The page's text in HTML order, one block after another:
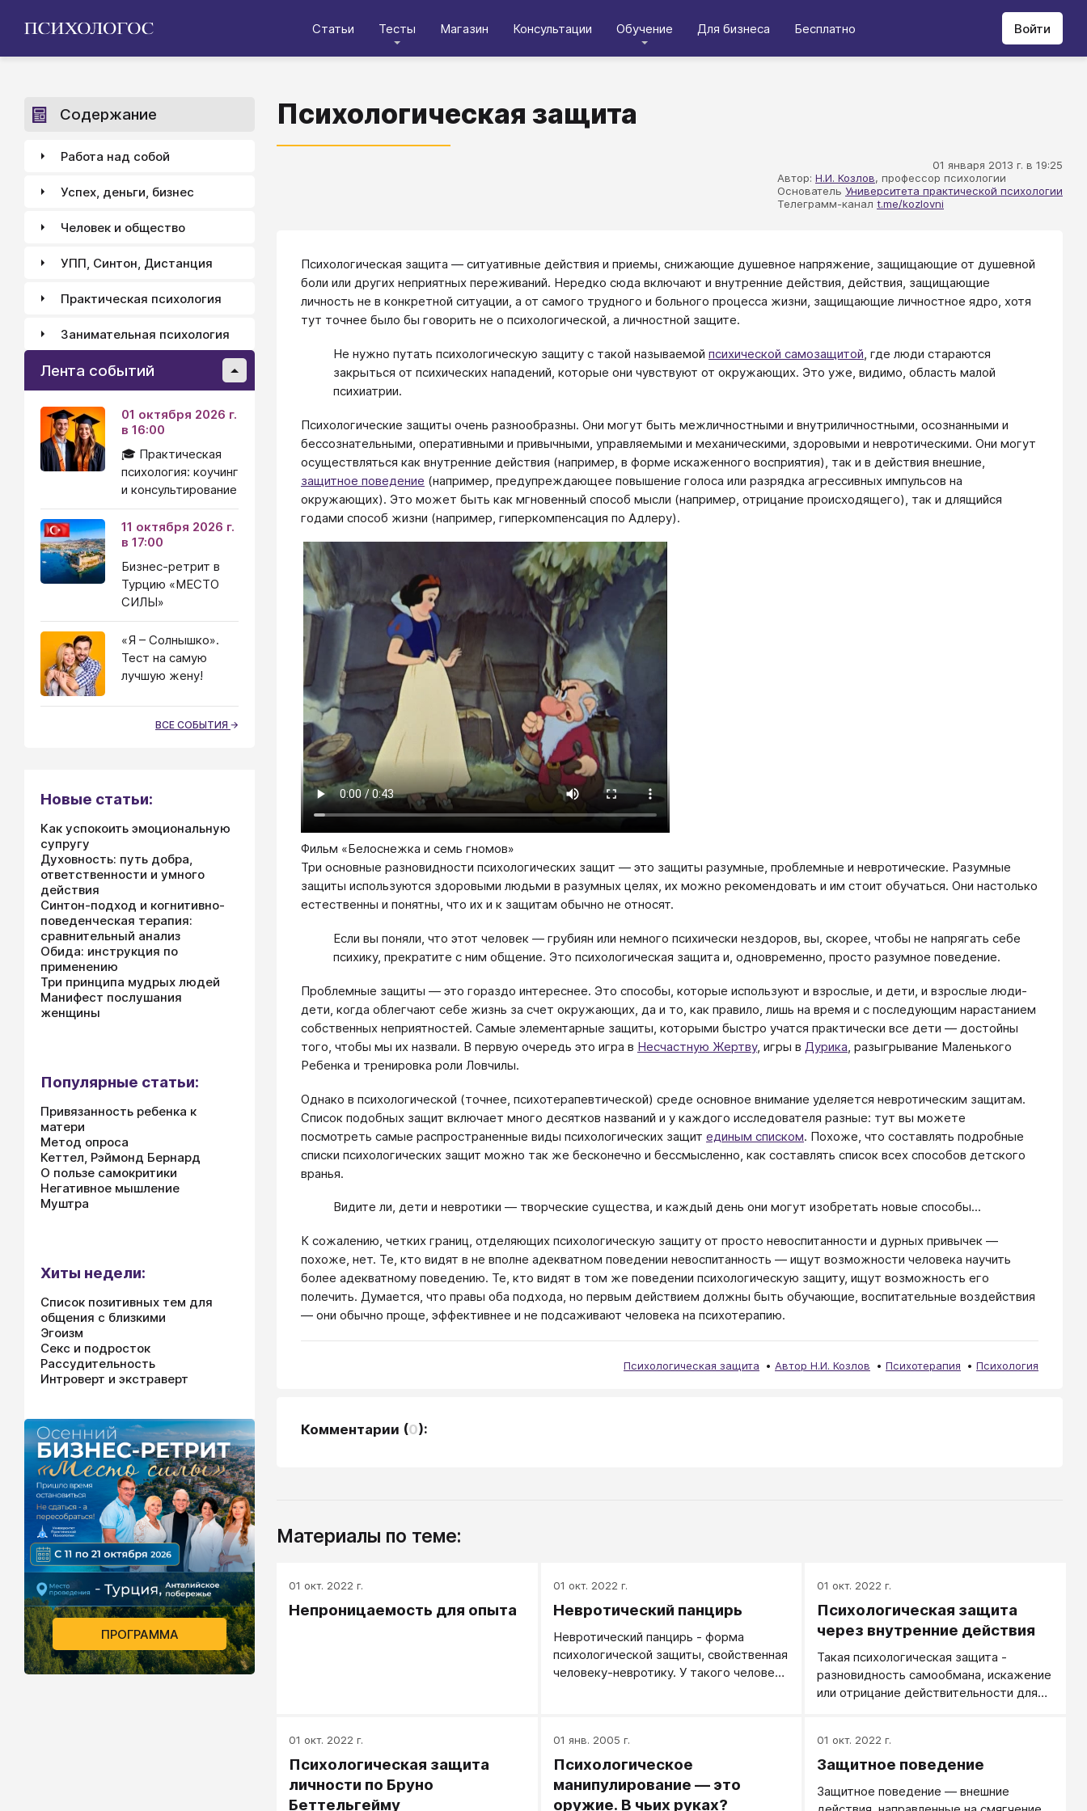
Статьи Тесты Магазин Консультации Обучение Для бизнеса Бесплатно Войти
Психологическая защита
01 января 2013 г. в 19:25
Автор: Н.И. Козлов, профессор психологии
Основатель Университета практической психологии
Телеграмм-канал t.me/kozlovni
Психологическая защита — ситуативные действия и приемы, снижающие душевное напряжение, защищающие от душевной
боли или других неприятных переживаний. Нередко сюда включают и внутренние действия, действия, защищающие
личность не в конкретной ситуации, а от самого трудного и больного процесса жизни, защищающие личностное ядро, хотя
тут точнее было бы говорить не о психологической, а личностной защите.
Не нужно путать психологическую защиту с такой называемой психической самозащитой , где люди стараются
закрыться от психических нападений, которые они чувствуют от окружающих. Это уже, видимо, область малой
психиатрии.
Психологические защиты очень разнообразны. Они могут быть межличностными и внутриличностными, осознанными и
бессознательными, оперативными и привычными, управляемыми и механическими, здоровыми и невротическими. Они могут
осуществляться как внутренние действия (например, в форме искаженного восприятия), так и в действия внешние,
защитное поведение (например, предупреждающее повышение голоса или разрядка агрессивных импульсов на
окружающих). Это может быть как мгновенный способ мысли (например, отрицание происходящего), так и длящийся
годами способ жизни (например, гиперкомпенсация по Адлеру).
Фильм «Белоснежка и семь гномов»
Три основные разновидности психологических защит — это защиты разумные, проблемные и невротические. Разумные
защиты используются здоровыми людьми в разумных целях, их можно рекомендовать и им стоит обучаться. Они настолько
естественны и понятны, что их и к защитам обычно не относят.
Если вы поняли, что этот человек — грубиян или немного психически нездоров, вы, скорее, чтобы не напрягать себе
психику, прекратите с ним общение. Это психологическая защита и, одновременно, просто разумное поведение.
Проблемные защиты — это гораздо интереснее. Это способы, которые используют и взрослые, и дети, и взрослые люди-
дети, когда облегчают себе жизнь за счет окружающих, да и то, как правило, лишь на время и с последующим нарастанием
собственных неприятностей. Самые элементарные защиты, которыми быстро учатся практически все дети — достойны
того, чтобы мы их назвали. В первую очередь это игра в Несчастную Жертву, игры в Дурика , разыгрывание Маленького
Ребенка и тренировка роли Ловчилы.
Однако в психологической (точнее, психотерапевтической) среде основное внимание уделяется невротическим защитам.
Список подобных защит включает много десятков названий и у каждого исследователя разные: тут вы можете
посмотреть самые распространенные виды психологических защит единым списком. Похоже, что составлять подробные
списки психологических защит можно так же бесконечно и бессмысленно, как составлять список всех способов детского
вранья.
Видите ли, дети и невротики — творческие существа, и каждый день они могут изобретать новые способы...
К сожалению, четких границ, отделяющих психологическую защиту от просто невоспитанности и дурных привычек —
похоже, нет. Те, кто видят в не вполне адекватном поведении невоспитанность — ищут возможности человека научить
более адекватному поведению. Те, кто видят в том же поведении психологическую защиту, ищут возможность его
полечить. Думается, что правы оба подхода, но первым действием должны быть обучающие, воспитательные воздействия
— они обычно проще, эффективнее и не подсаживают человека на психотерапию.
Психологическая защита Автор Н.И. Козлов Психотерапия Психология
Комментарии (0):
Материалы по теме:
01 окт. 2022 г.
Непроницаемость для опыта
01 окт. 2022 г.
Невротический панцирь
Невротический панцирь - форма
психологической защиты, свойственная
человеку-невротику. У такого человека
скорлупу, которая его защищает и
сводит к минимуму все воздействия
внешней среды: в том числе и те,
которые ему могут помочь.
01 окт. 2022 г.
Психологическая защита
через внутренние действия
Такая психологическая защита -
разновидность самообмана, искажение
или отрицание действительности для
тревожиться, поддержать чувство
адекватности и собственное
защите искажению и отрицанию
01 окт. 2022 г.
Психологическая защита
личности по Бруно
Беттельгейму
01 янв. 2005 г.
Психологическое
манипулирование — это
оружие. В чьих руках?
01 окт. 2022 г.
Защитное поведение
Защитное поведение — внешние
Содержание
Работа над собой
Успех, деньги, бизнес
Человек и общество
УПП, Синтон, Дистанция
Практическая психология
Занимательная психология
Лента событий
01 октября 2026 г.
в 16:00
🎓 Практическая
психология: коучинг
и консультирование
11 октября 2026 г.
в 17:00
Бизнес-ретрит в
Турцию «МЕСТО
СИЛЫ»
«Я – Солнышко».
Тест на самую
лучшую жену!
ВСЕ СОБЫТИЯ
Новые статьи:
Как успокоить эмоциональную
супругу
Духовность: путь добра,
ответственности и умного
действия
Синтон-подход и когнитивно-
поведенческая терапия:
сравнительный анализ
Обида: инструкция по
применению
Три принципа мудрых людей
Манифест послушания
женщины
Популярные статьи:
Привязанность ребенка к
матери
Метод опроса
Кеттел, Рэймонд Бернард
О пользе самокритики
Негативное мышление
Муштра
Хиты недели:
Список позитивных тем для
общения с близкими
Эгоизм
Секс и подросток
Рассудительность
Интроверт и экстраверт
ПРОГРАММА